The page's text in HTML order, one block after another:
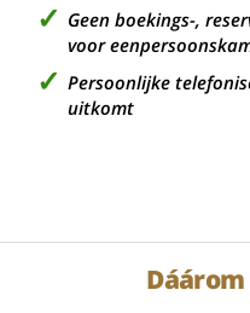
Geen boekings-,
voor
Persoonlijke
uitkomt
Dáárom